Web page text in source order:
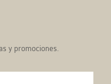
y promociones.